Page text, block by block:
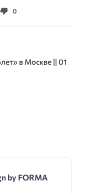
0
в Москве || 01
by FORMA